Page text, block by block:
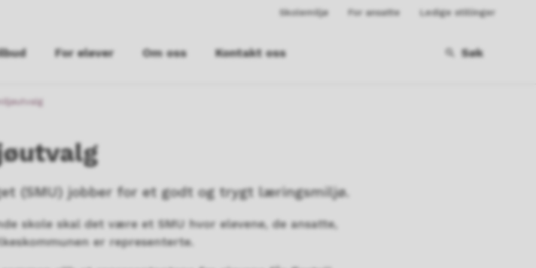
Skolemiljø For ansatte Ledige stillinger
For elever Om oss Kontakt oss Søk
(SMU) jobber for et godt og trygt læringsmiljø.
skole skal det være et SMU hvor elevene, de ansatte,
er representerte.